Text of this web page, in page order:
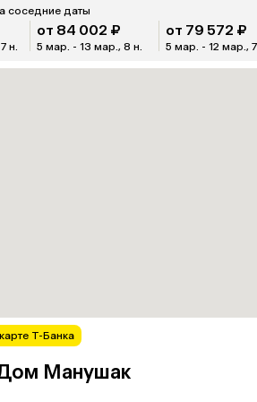
соседние даты
н.
от 84 002 ₽
5 мар. - 13 мар., 8 н.
от 79 572 ₽
5 мар. - 12 мар.,
Т-Банка
Манушак